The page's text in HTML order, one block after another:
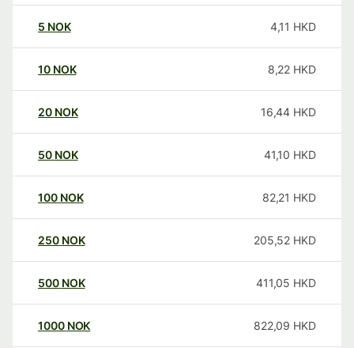
5 NOK 4,11 HKD
10 NOK 8,22 HKD
20 NOK 16,44 HKD
50 NOK 41,10 HKD
100 NOK 82,21 HKD
250 NOK 205,52 HKD
500 NOK 411,05 HKD
1000 NOK 822,09 HKD